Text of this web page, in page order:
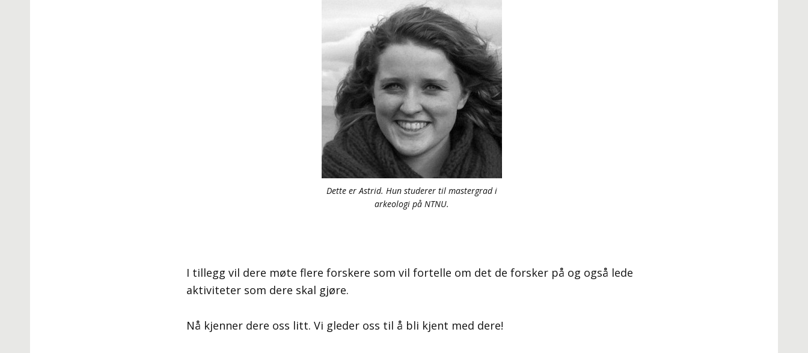
Dette er Astrid. Hun studerer til mastergrad i
arkeologi på NTNU.
I tillegg vil dere møte flere forskere som vil fortelle om det de forsker på og også lede
aktiviteter som dere skal gjøre.
Nå kjenner dere oss litt. Vi gleder oss til å bli kjent med dere!